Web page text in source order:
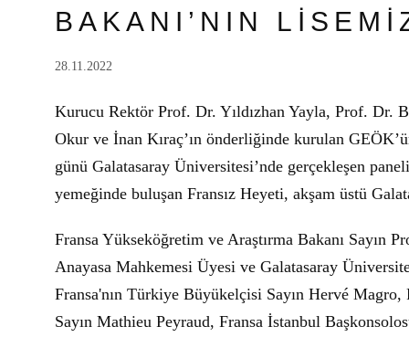
BAKANI’NIN
28.11.2022
Kurucu Rektör Prof. Dr. Yıldızhan Yayla, Prof. Dr.
Okur ve İnan Kıraç’ın önderliğinde kurulan
günü Galatasaray Üniversitesi’nde gerçekleşen
yemeğinde buluşan Fransız Heyeti, akşam üstü
Fransa Yükseköğretim ve Araştırma Bakanı Sayın
Anayasa Mahkemesi Üyesi ve Galatasaray
Fransa'nın Türkiye Büyükelçisi Sayın Hervé
Sayın Mathieu Peyraud, Fransa İstanbul